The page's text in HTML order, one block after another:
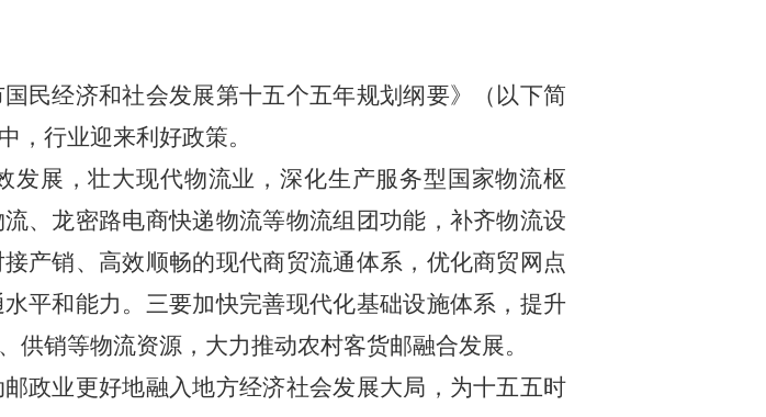
民经济和社会发展第十五个五年规划纲要》（以下简
，行业迎来利好政策。
发展，壮大现代物流业，深化生产服务型国家物流枢
、龙密路电商快递物流等物流组团功能，补齐物流设
产销、高效顺畅的现代商贸流通体系，优化商贸网点
平和能力。三要加快完善现代化基础设施体系，提升
销等物流资源，大力推动农村客货邮融合发展。
政业更好地融入地方经济社会发展大局，为十五五时